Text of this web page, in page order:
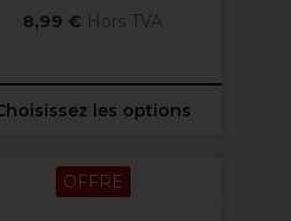
8,99 € Hors TVA
les options
OFFRE